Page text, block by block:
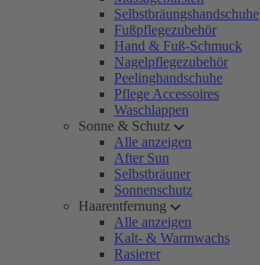
Selbstbräungshandschuhe
Fußpflegezubehör
Hand & Fuß-Schmuck
Nagelpflegezubehör
Peelinghandschuhe
Pflege Accessoires
Waschlappen
Sonne & Schutz
Alle anzeigen
After Sun
Selbstbräuner
Sonnenschutz
Haarentfernung
Alle anzeigen
Kalt- & Warmwachs
Rasierer